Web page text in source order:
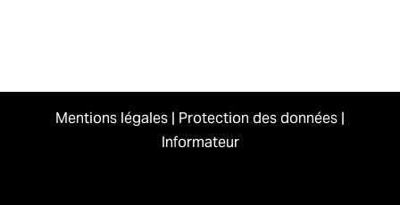
Mentions légales | Protection des données |
Informateur